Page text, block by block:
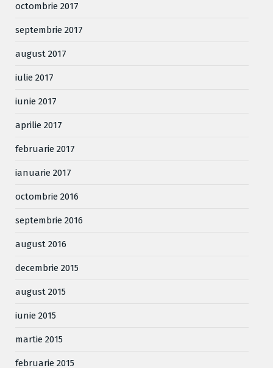
octombrie 2017
septembrie 2017
august 2017
iulie 2017
iunie 2017
aprilie 2017
februarie 2017
ianuarie 2017
octombrie 2016
septembrie 2016
august 2016
decembrie 2015
august 2015
iunie 2015
martie 2015
februarie 2015